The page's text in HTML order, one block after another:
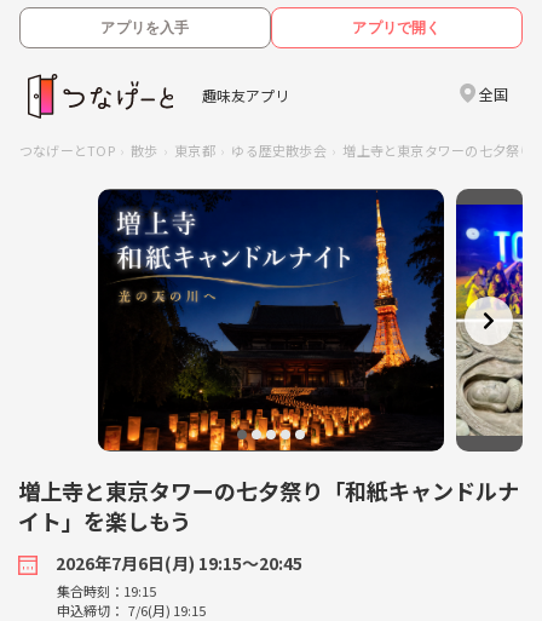
アプリを入手 アプリで開く
趣味友アプリ 全国
つなげーとTOP 散歩 東京都 ゆる歴史散歩会 増上寺と東京タワーの七夕祭り
増上寺と東京タワーの七夕祭り「和紙キャンドルナ
イト」を楽しもう
2026年7月6日(月) 19:15〜20:45
集合時刻：19:15
申込締切： 7/6(月) 19:15